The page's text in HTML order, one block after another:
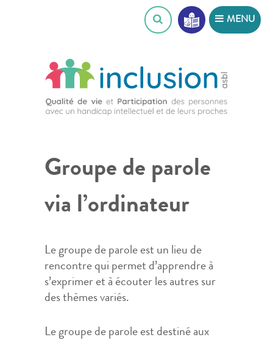
MENU
Groupe de parole
via l’ordinateur
Le groupe de parole est un lieu de
rencontre qui permet d’apprendre à
s’exprimer et à écouter les autres sur
des thèmes variés.
Le groupe de parole est destiné aux